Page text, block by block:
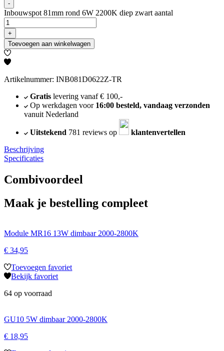
-
Inbouwspot 81mm rond 6W 2200K diep zwart aantal
+
Toevoegen aan winkelwagen
Artikelnummer: INB081D0622Z-TR
Gratislevering vanaf € 100,-
Op werkdagen voor 16:00 besteld, vandaag verzonden
vanuit Nederland
Uitstekend 781 reviews op
klantenvertellen
Beschrijving
Specificaties
Combivoordeel
Maak je bestelling compleet
Module MR16 13W dimbaar 2000-2800K
€ 34,95
Toevoegen favoriet
Bekijk favoriet
64 op voorraad
GU10 5W dimbaar 2000-2800K
€ 18,95